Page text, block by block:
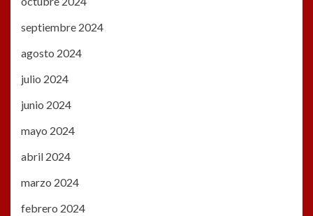
septiembre 2024
agosto 2024
julio 2024
junio 2024
mayo 2024
abril 2024
marzo 2024
febrero 2024